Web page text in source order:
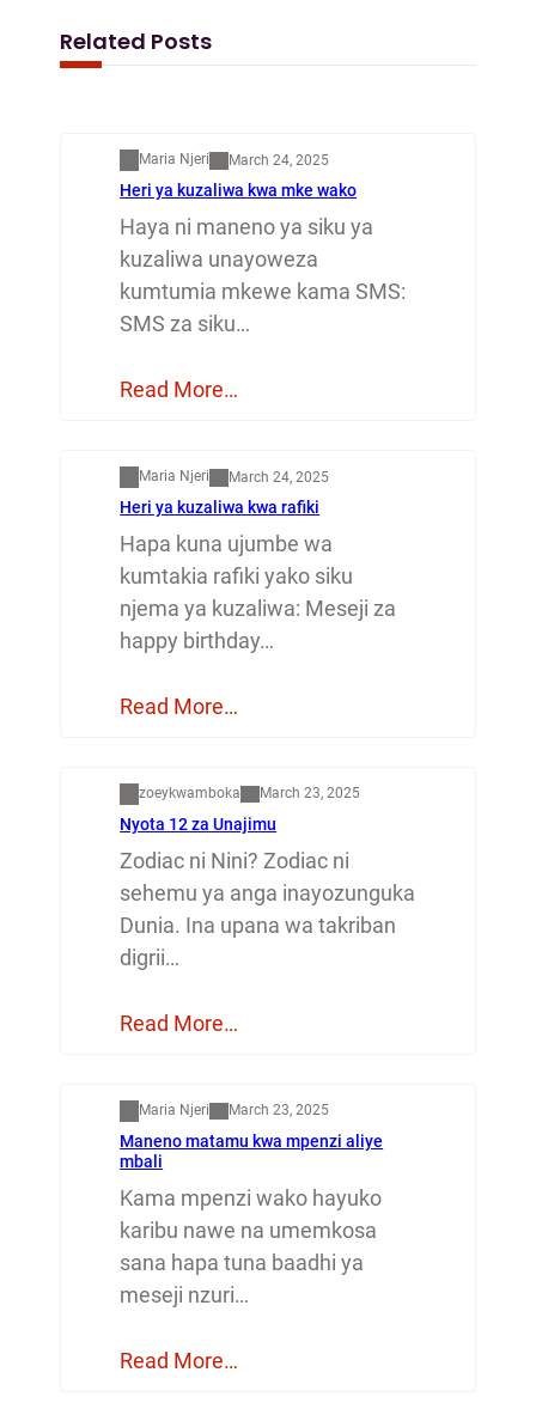
Related Posts
Maria Njeri March 24, 2025
Heri ya kuzaliwa kwa mke wako
Haya ni maneno ya siku ya
kuzaliwa unayoweza
kumtumia mkewe kama SMS:
SMS za siku…
Read More…
Maria Njeri March 24, 2025
Heri ya kuzaliwa kwa rafiki
Hapa kuna ujumbe wa
kumtakia rafiki yako siku
njema ya kuzaliwa: Meseji za
happy birthday…
Read More…
zoeykwamboka March 23, 2025
Nyota 12 za Unajimu
Zodiac ni Nini? Zodiac ni
sehemu ya anga inayozunguka
Dunia. Ina upana wa takriban
digrii…
Read More…
Maria Njeri March 23, 2025
Maneno matamu kwa mpenzi aliye
mbali
Kama mpenzi wako hayuko
karibu nawe na umemkosa
sana hapa tuna baadhi ya
meseji nzuri…
Read More…